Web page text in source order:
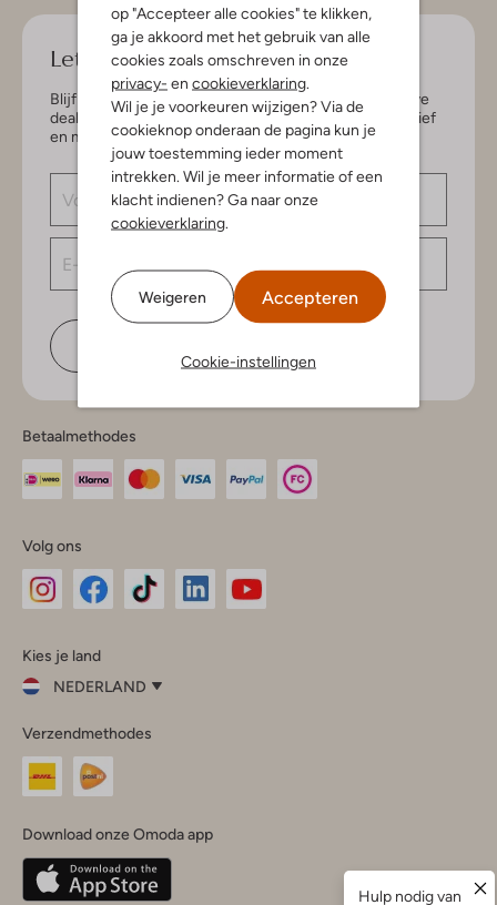
op "Accepteer alle cookies" te klikken,
ga je akkoord met het gebruik van alle
cookies zoals omschreven in onze
privacy- en cookieverklaring.
Wil je je voorkeuren wijzigen? Via de
cookieknop onderaan de pagina kun je
jouw toestemming ieder moment
intrekken. Wil je meer informatie of een
klacht indienen? Ga naar onze
cookieverklaring.
Weigeren Accepteren
Cookie-instellingen
Let's keep in touch!
Blijf op de hoogte van de nieuwste items en exclusieve
deals, speciaal voor jou. Schrijf je in voor de nieuwsbrief
en maak kans op € 150,- shoptegoed.
Betaalmethodes
Volg ons
InstagramFacebook
Kies je land
NEDERLAND
je
land
Nederland
Belgique(Français)
Deutschland
Verzendmethodes
Download onze Omoda app